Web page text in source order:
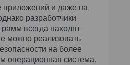
приложений и даже на
разработчики
всегда находят
можно реализовать
на более
операционная система.